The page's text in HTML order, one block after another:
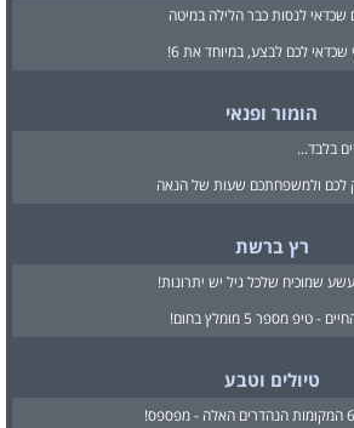
הומור ופנאי
בלבד...
לכם ולמשפחתכם שעות של הנאה
רץ ברשת
טיולים וטבע